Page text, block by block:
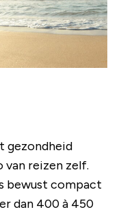
gezondheid
reizen zelf.
bewust compact
dan 400 à 450